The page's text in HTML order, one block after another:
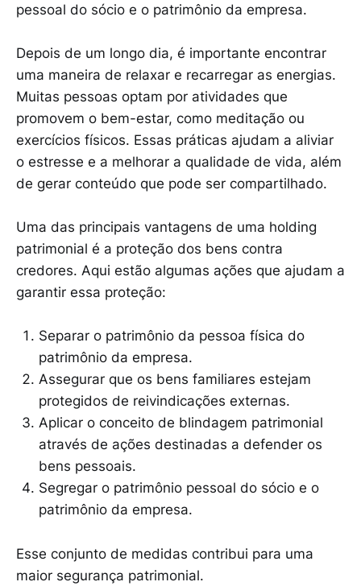
pessoal do sócio e o patrimônio da empresa.
Depois de um longo dia, é importante encontrar
uma maneira de relaxar e recarregar as energias.
Muitas pessoas optam por atividades que
promovem o bem-estar, como meditação ou
exercícios físicos. Essas práticas ajudam a aliviar
o estresse e a melhorar a qualidade de vida, além
de gerar conteúdo que pode ser compartilhado.
Uma das principais vantagens de uma holding
patrimonial é a proteção dos bens contra
credores. Aqui estão algumas ações que ajudam a
garantir essa proteção:
Separar o patrimônio da pessoa física do
patrimônio da empresa.
Assegurar que os bens familiares estejam
protegidos de reivindicações externas.
Aplicar o conceito de blindagem patrimonial
através de ações destinadas a defender os
bens pessoais.
Segregar o patrimônio pessoal do sócio e o
patrimônio da empresa.
Esse conjunto de medidas contribui para uma
maior segurança patrimonial.